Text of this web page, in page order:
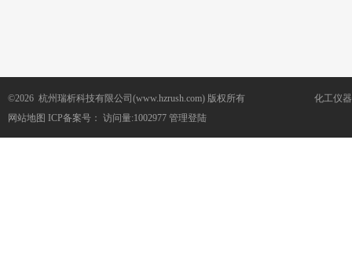
©2026 杭州瑞析科技有限公司(www.hzrush.com) 版权所有
网站地图 ICP备案号： 访问量:1002977 管理登陆
化工仪